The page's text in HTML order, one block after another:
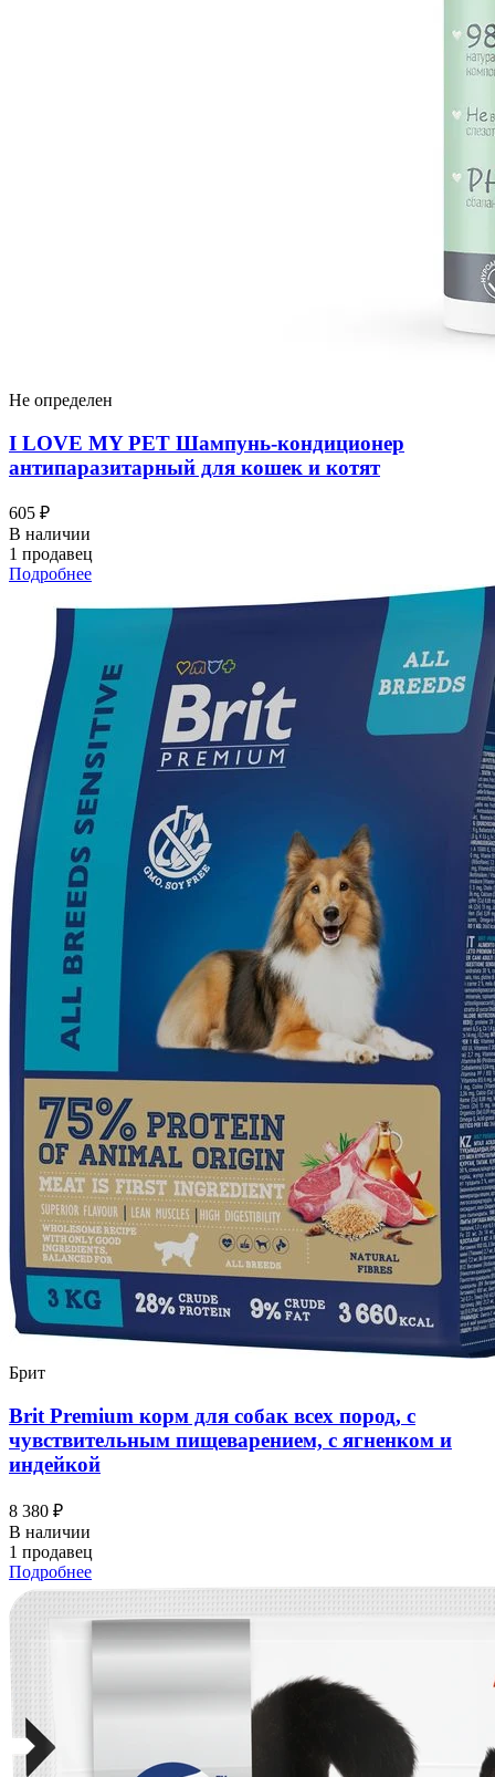
Не определен
I LOVЕ MY PET Шампунь-кондиционер
антипаразитарный для кошек и котят
605 ₽
В наличии
1 продавец
Подробнее
Брит
Brit Premium корм для собак всех пород, с
чувствительным пищеварением, с ягненком и
индейкой
8 380 ₽
В наличии
1 продавец
Подробнее